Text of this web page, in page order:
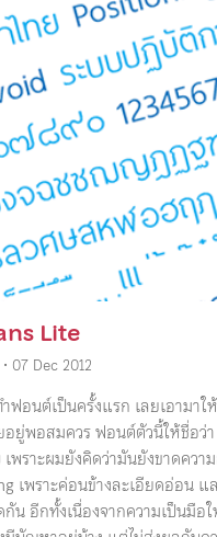
Lite
• 07 Dec 2012
ฟอนต์เป็นครั้งแรก เลยเอามา
อยู่พอสมควร ฟอนต์ตัวนี้ให้ชื่อว่
พราะผมยังคิดว่ามันยังขาดคว
เพราะค่อนข้างละเอียดอ่อน แ
กัน อีกทั้งเนื่องจากความเป็นมื